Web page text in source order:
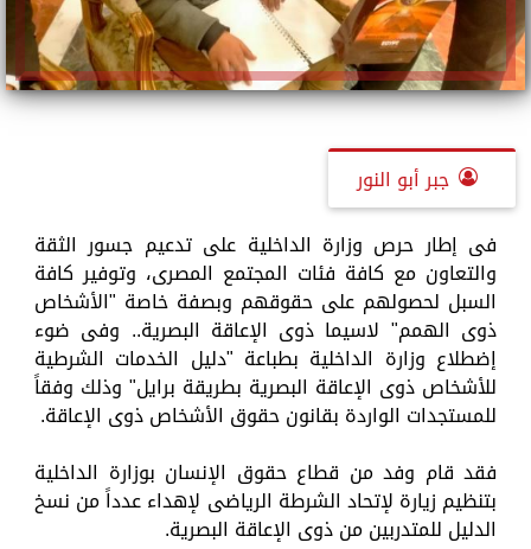
جبر أبو النور
فى إطار حرص وزارة الداخلية على تدعيم جسور الثقة
والتعاون مع كافة فئات المجتمع المصرى، وتوفير كافة
السبل لحصولهم على حقوقهم وبصفة خاصة "الأشخاص
ذوى الهمم" لاسيما ذوى الإعاقة البصرية.. وفى ضوء
إضطلاع وزارة الداخلية بطباعة "دليل الخدمات الشرطية
للأشخاص ذوى الإعاقة البصرية بطريقة برايل" وذلك وفقاً
للمستجدات الواردة بقانون حقوق الأشخاص ذوى الإعاقة.
فقد قام وفد من قطاع حقوق الإنسان بوزارة الداخلية
بتنظيم زيارة لإتحاد الشرطة الرياضى لإهداء عدداً من نسخ
الدليل للمتدربين من ذوى الإعاقة البصرية.